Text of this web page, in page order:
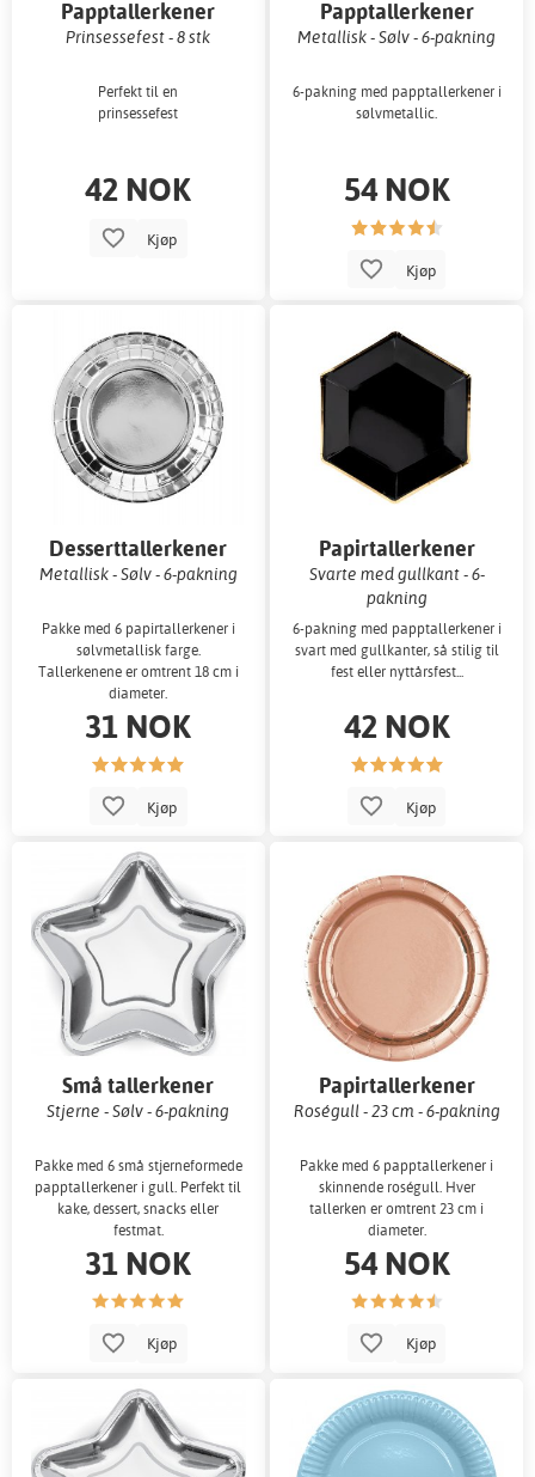
Papptallerkener
Prinsessefest - 8 stk
Perfekt til en
prinsessefest
42 NOK
Kjøp
Papptallerkener
Metallisk - Sølv - 6-pakning
6-pakning med papptallerkener i
sølvmetallic.
54 NOK
Kjøp
Desserttallerkener
Metallisk - Sølv - 6-pakning
Pakke med 6 papirtallerkener i
sølvmetallisk farge.
Tallerkenene er omtrent 18 cm i
diameter.
31 NOK
Kjøp
Papirtallerkener
Svarte med gullkant - 6-
pakning
6-pakning med papptallerkener i
svart med gullkanter, så stilig til
fest eller nyttårsfest...
42 NOK
Kjøp
Små tallerkener
Stjerne - Sølv - 6-pakning
Pakke med 6 små stjerneformede
papptallerkener i gull. Perfekt til
kake, dessert, snacks eller
festmat.
31 NOK
Kjøp
Papirtallerkener
Roségull - 23 cm - 6-pakning
Pakke med 6 papptallerkener i
skinnende roségull. Hver
tallerken er omtrent 23 cm i
diameter.
54 NOK
Kjøp